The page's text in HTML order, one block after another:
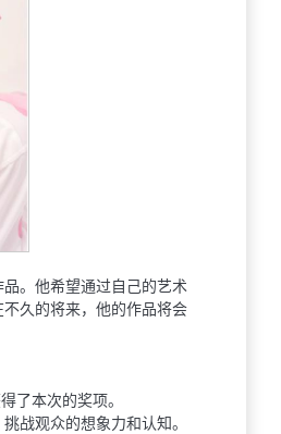
。他希望通过⾃⼰的艺术
久的将来，他的作品将会
了本次的奖项。
战观众的想象⼒和认知。